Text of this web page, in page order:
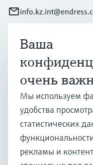
Продукты и услуги
Отрасли
Поддержка
Компания
Ваша
очень
Мы используем
удобства
статистических
рекламы и